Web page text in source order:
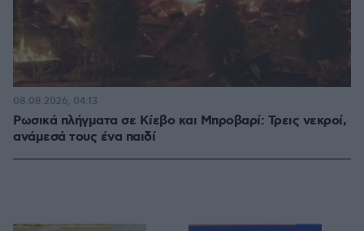
Ρωσικά πλήγματα σε Κίεβο και Μπροβαρί: Τρεις νεκροί,
ανάμεσά τους ένα παιδί
08.08.2026, 04:13